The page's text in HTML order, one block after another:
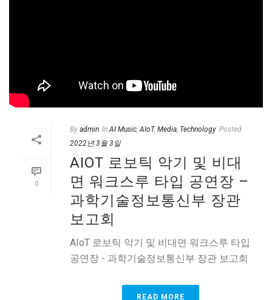
0
By admin In AI Music,AIoT, Media, Technology Posted
2022년 3월 3일
AIOT 로보틱 악기 및 비대
면 워크스루 타입 공연장 –
과학기술정보통신부 장관
보고회
AIoT 로보틱 악기 및 비대면 워크스루 타입
공연장 - 과학기술정보통신부 장관 보고회
READ MORE